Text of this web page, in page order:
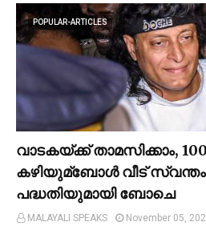
POPULAR-ARTICLES
വാടകയ്ക്ക് താമസിക്കാം,
കഴിയുമ്ബോള്‍ വീട്
പദ്ധതിയുമായി ബോചെ
MALAYALI SPEAKS November 05,